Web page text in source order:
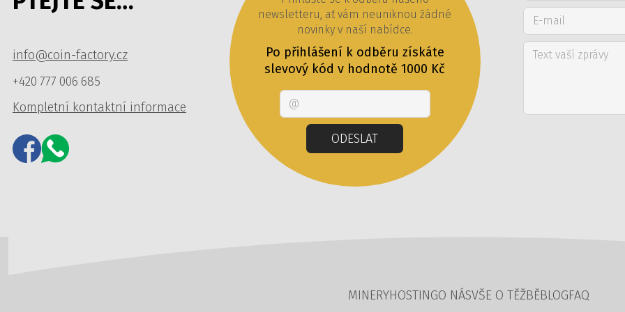
info@coin-factory.cz
+420 777 006 685
Kompletní kontaktní informace
newsletteru, ať vám neuniknou žádné
novinky v naší nabídce.
Po přihlášení k odběru získáte
slevový kód v hodnotě 1000 Kč
ODESLAT
MINERYHOSTINGO NÁSVŠE O TĚŽBĚBLOGFAQ